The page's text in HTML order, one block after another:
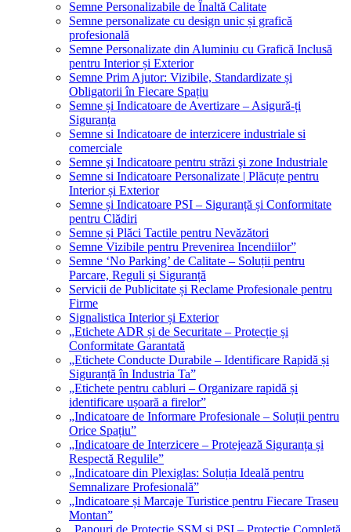
Semne Personalizabile de Înaltă Calitate
Semne personalizate cu design unic și grafică
profesională
Semne Personalizate din Aluminiu cu Grafică Inclusă
pentru Interior și Exterior
Semne Prim Ajutor: Vizibile, Standardizate și
Obligatorii în Fiecare Spațiu
Semne și Indicatoare de Avertizare – Asigură-ți
Siguranța
Semne si Indicatoare de interzicere industriale si
comerciale
Semne şi Indicatoare pentru străzi şi zone Industriale
Semne si Indicatoare Personalizate | Plăcuțe pentru
Interior și Exterior
Semne și Indicatoare PSI – Siguranță și Conformitate
pentru Clădiri
Semne și Plăci Tactile pentru Nevăzători
Semne Vizibile pentru Prevenirea Incendiilor”
Semne ‘No Parking’ de Calitate – Soluții pentru
Parcare, Reguli și Siguranță
Servicii de Publicitate și Reclame Profesionale pentru
Firme
Signalistica Interior și Exterior
„Etichete ADR și de Securitate – Protecție și
Conformitate Garantată
„Etichete Conducte Durabile – Identificare Rapidă și
Siguranță în Industria Ta”
„Etichete pentru cabluri – Organizare rapidă și
identificare ușoară a firelor”
„Indicatoare de Informare Profesionale – Soluții pentru
Orice Spațiu”
„Indicatoare de Interzicere – Protejează Siguranța și
Respectă Regulile”
„Indicatoare din Plexiglas: Soluția Ideală pentru
Semnalizare Profesională”
„Indicatoare și Marcaje Turistice pentru Fiecare Traseu
Montan”
„Panouri de Protecție SSM și PSI – Protecție Completă